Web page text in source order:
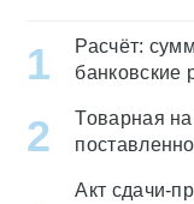
Расчёт:
банковские
Товарная
Акт сдачи-